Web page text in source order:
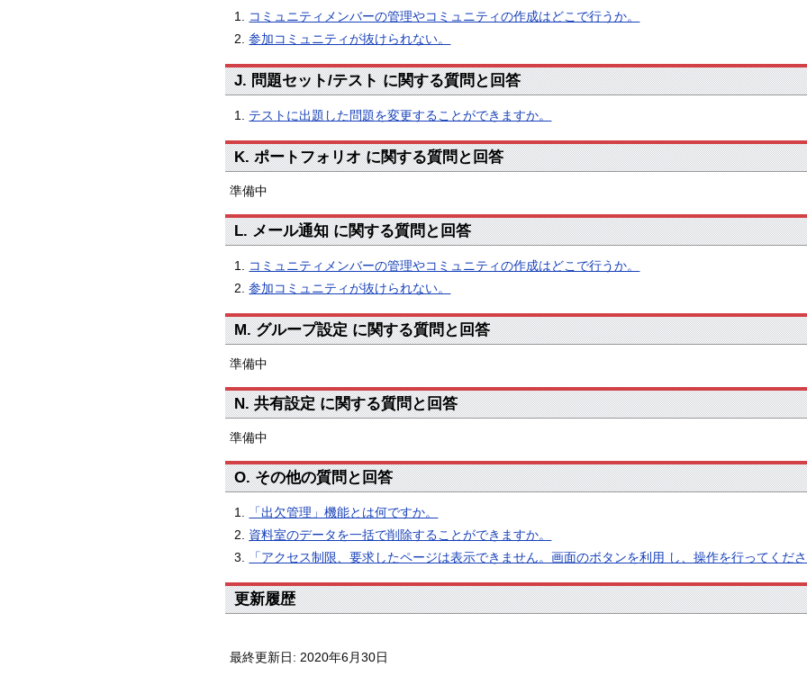
コミュニティメンバーの管理やコミュニティの作成はどこで行うか。
参加コミュニティが抜けられない。
J. 問題セット/テスト に関する質問と回答
テストに出題した問題を変更することができますか。
K. ポートフォリオ に関する質問と回答
準備中
L. メール通知 に関する質問と回答
コミュニティメンバーの管理やコミュニティの作成はどこで行うか。
参加コミュニティが抜けられない。
M. グループ設定 に関する質問と回答
準備中
N. 共有設定 に関する質問と回答
準備中
O. その他の質問と回答
「出欠管理」機能とは何ですか。
資料室のデータを一括で削除することができますか。
「アクセス制限、要求したページは表示できません。画面のボタンを利用 し、操作を行ってくだ
更新履歴
最終更新日: 2020年6月30日